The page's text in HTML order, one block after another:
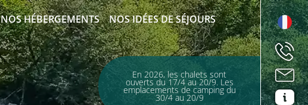
NOS HÉBERGEMENTS
NOS IDÉES DE SÉJOURS
En 2026, les chalets sont
ouverts du 17/4 au 20/9. Les
emplacements de camping du
30/4 au 20/9